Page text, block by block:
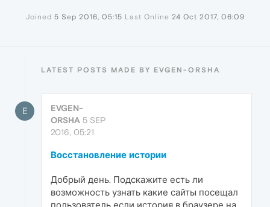
Joined 5 Sep 2016, 05:15 Last Online 24 Oct 2017, 06:09
LATEST POSTS MADE BY EVGEN-ORSHA
E
EVGEN-
ORSHA 5 SEP
2016, 05:21
Восстановление истории
Добрый день. Подскажите есть ли
возможность узнать какие сайты посещал
пользователь если история в браузере на